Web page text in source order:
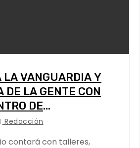
LA VANGUARDIA Y
DE LA GENTE CON
DE
NAVARRO MUÑIZ
Redacción
contará con talleres,